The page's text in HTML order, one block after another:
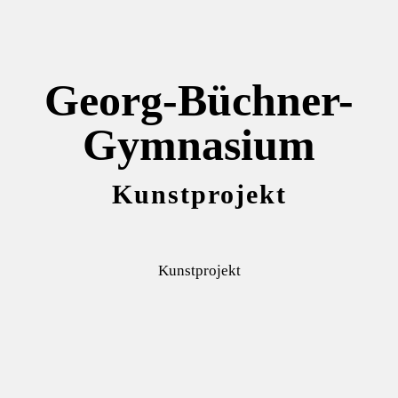
Georg-Büchner-
Gymnasium
Kunstprojekt
Kunstprojekt